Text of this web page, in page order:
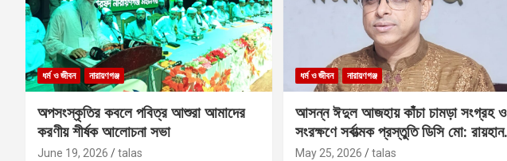
ধর্ম ও জীবন নারায়ণগঞ্জ
অপসংস্কৃতির কবলে পবিত্র আশুরা আমাদের
করণীয় শীর্ষক আলোচনা সভা
June 19, 2026 talas
ধর্ম ও জীবন নারায়ণগঞ্জ
আসন্ন ঈদুল আজহায় কাঁচা চামড়া সংগ্রহ ও
সংরক্ষণে সর্বাত্মক প্রস্তুতি ডিসি মো: রায়হান
কবির
May 25, 2026 talas